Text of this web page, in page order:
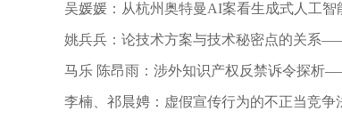
吴媛媛：从杭州奥特曼AI案看生成式人工智
姚兵兵：论技术方案与技术秘密点的关系
素案为例
马乐 陈昂雨：涉外知识产权反禁诉令探析
禁诉（执）令裁决
李楠、祁晨娉：虚假宣传行为的不正当竞